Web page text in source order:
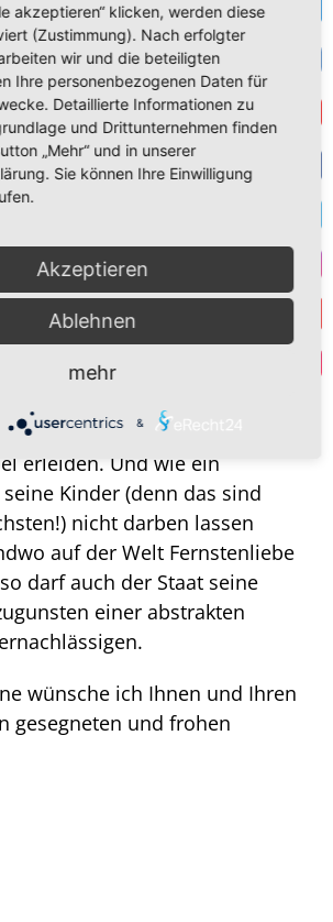
hervorgebracht. Denken wir
Orden, die
Stiftungen, die Herrnhuter
und viele Einrichtungen
wir an die unzähligen
stiller individueller
die Gott allein kennt.
von Nächstenliebe waren
Nächstenliebe kann man
Und Nächstenliebe braucht
Betreuungsstaat,
vorschwebt, erstickt die wahre
er ist eine Karikatur von
und er wird das Schicksal des
erleiden. Und wie ein
Kinder (denn das sind
nicht darben lassen
auf der Welt Fernstenliebe
darf auch der Staat seine
einer abstrakten
wünsche ich Ihnen und Ihren
gesegneten und frohen
akzeptieren“ klicken, werden diese
(Zustimmung). Nach erfolgter
wir und die beteiligten
Ihre personenbezogenen Daten für
Detaillierte Informationen zu
und Drittunternehmen finden
„Mehr“ und in unserer
Sie können Ihre Einwilligung
Akzeptieren
Ablehnen
mehr
&